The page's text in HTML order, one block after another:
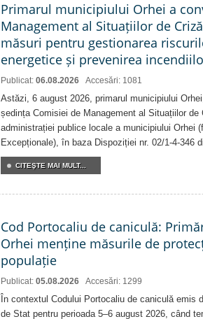
Primarul municipiului Orhei a
Management al Situațiilor de
măsuri pentru gestionarea
energetice și prevenirea
Publicat: 06.08.2026 Accesări: 1081
Astăzi, 6 august 2026, primarul municipiului
ședința Comisiei de Management al Situațiilor de
administrației publice locale a municipiului Orhei
Excepționale), în baza Dispoziției nr. 02/1-4-346
CITEŞTE MAI MULT...
Cod Portocaliu de caniculă:
Orhei menține măsurile de
populație
Publicat: 05.08.2026 Accesări: 1299
În contextul Codului Portocaliu de caniculă emis
de Stat pentru perioada 5–6 august 2026, când